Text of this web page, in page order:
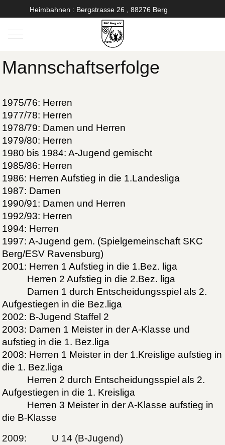
Heimbahnen : Bergstrasse 26 , 88276 Berg
Mobile Menu Toggle
Mannschaftserfolge
1975/76: Herren
1977/78: Herren
1978/79: Damen und Herren
1979/80: Herren
1980 bis 1984: A-Jugend gemischt
1985/86: Herren
1986: Herren Aufstieg in die 1.Landesliga
1987: Damen
1990/91: Damen und Herren
1992/93: Herren
1994: Herren
1997: A-Jugend gem. (Spielgemeinschaft SKC
Berg/ESV Ravensburg)
2001: Herren 1 Aufstieg in die 1.Bez. liga
Herren 2 Aufstieg in die 2.Bez. liga
Damen 1 durch Entscheidungsspiel als 2.
Aufgestiegen in die Bez.liga
2002: B-Jugend Staffel 2
2003: Damen 1 Meister in der A-Klasse und
aufstieg in die 1. Bez.liga
2008: Herren 1 Meister in der 1.Kreislige aufstieg in
die 1. Bez.liga
Herren 2 durch Entscheidungsspiel als 2.
Aufgestiegen in die 1. Kreisliga
Herren 3 Meister in der A-Klasse aufstieg in
die B-Klasse
2009: U 14 (B-Jugend)